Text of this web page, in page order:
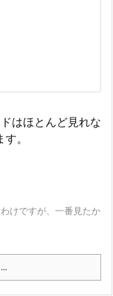
はほとんど見れな
。
けですが、一番見たか